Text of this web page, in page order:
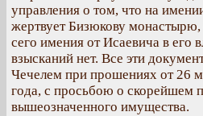
управления о том, что на
жертвует Бизюкову
сего имения от Исаевича в его
взысканий нет. Все эти
Чечелем при прошениях от 26
года, с просьбою о скорейшем
вышеозначенного имущества.